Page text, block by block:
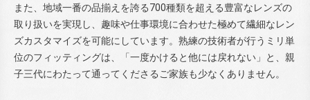
また、地域一番の品揃えを誇る700種類を超える豊富なレンズの
取り扱いを実現し、趣味や仕事環境に合わせた極めて繊細なレン
ズカスタマイズを可能にしています。熟練の技術者が行うミリ単
位のフィッティングは、「一度かけると他には戻れない」と、親
子三代にわたって通ってくださるご家族も少なくありません。